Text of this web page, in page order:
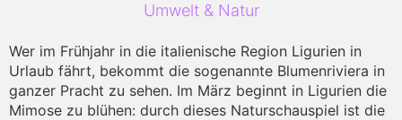
Umwelt & Natur
Wer im Frühjahr in die italienische Region Ligurien in
Urlaub fährt, bekommt die sogenannte Blumenriviera in
ganzer Pracht zu sehen. Im März beginnt in Ligurien die
Mimose zu blühen: durch dieses Naturschauspiel ist die